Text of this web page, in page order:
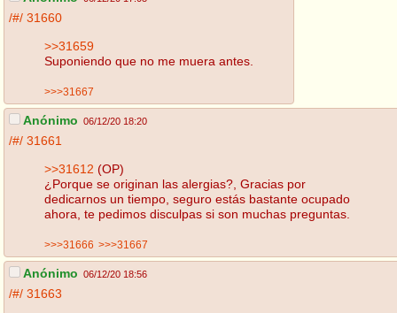
/#/ 31660
>>31659
Suponiendo que no me muera antes.
>>>31667
Anónimo 06/12/20 18:20
/#/ 31661
>>31612 (OP)
¿Porque se originan las alergias?, Gracias por
dedicarnos un tiempo, seguro estás bastante ocupado
ahora, te pedimos disculpas si son muchas preguntas.
>>>31666 >>>31667
Anónimo 06/12/20 18:56
/#/ 31663